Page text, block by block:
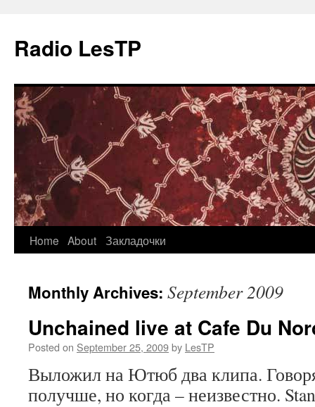
Radio LesTP
Skip
content
Home About Закладочки
Monthly Archives: September 2009
Unchained live at Cafe Du
Posted on September 25, 2009by LesTP
Выложил на Ютюб два клипа.
получше, но когда – неизвестно.